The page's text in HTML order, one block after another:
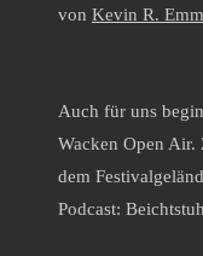
von Kevin R.
Auch für uns
Wacken Open
dem
Podcast: